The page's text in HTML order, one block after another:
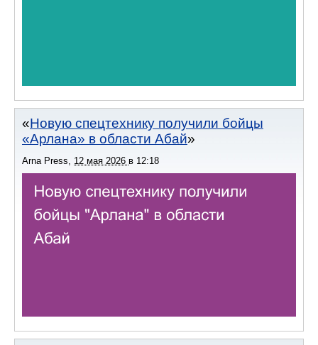
Новую спецтехнику получили бойцы
«Арлана» в области Абай
Arna Press 12 мая 2026 в 12:18